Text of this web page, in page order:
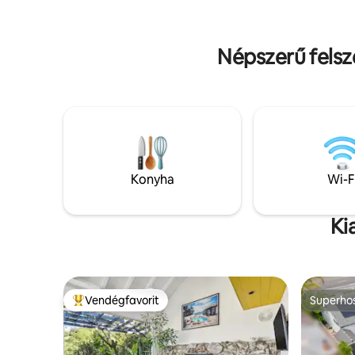
Szabadtéri ülősarok és grillsütő. Túra- és
kerékpárutak. Bőven van parkolóhely.
Népszerű
Konyha Wi-
Kiemelt vendégfavorit
Vendégfavorit